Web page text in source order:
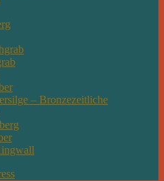
– Bronzezeitliche